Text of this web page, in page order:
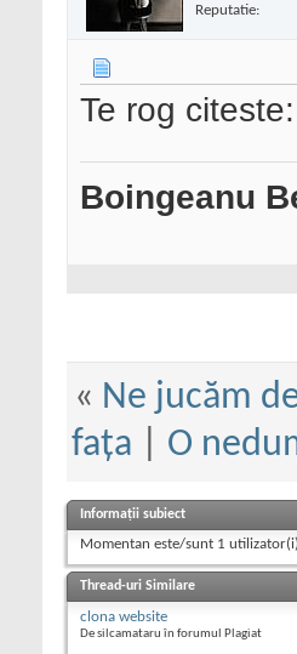
Reputatie:
Te rog citeste:
Boingeanu
« Ne jucăm
fața
O
Informații subiect
Momentan este/sunt 1
Thread-uri Similare
clona website
De silcamataru în forumul Plagiat